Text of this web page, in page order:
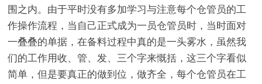
围之内。由于平时没有多加学习与注意每个仓管员的工
作操作流程，当自己正式成为一员仓管员时，当时面对
一叠叠的单据，在备料过程中真的是一头雾水，虽然我
们的工作用收、管、发、三个字来慨括，这三个字看似
简单，但是要真正的做到位，做齐全，每个仓管员在工